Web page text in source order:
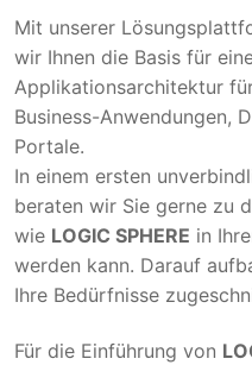
Mit unserer
wir Ihnen die Basis für
Applikationsarchitektur
Business-Anwendungen,
Portale.
In einem ersten
beraten wir Sie gerne zu
wie LOGIC SPHERE in
werden kann. Darauf
Ihre Bedürfnisse
Für die Einführung von